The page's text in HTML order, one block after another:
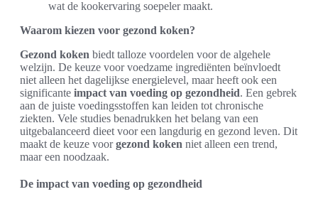
wat de kookervaring soepeler maakt.
Waarom kiezen voor gezond koken?
Gezond koken biedt talloze voordelen voor de algehele
welzijn. De keuze voor voedzame ingrediënten beïnvloedt
niet alleen het dagelijkse energielevel, maar heeft ook een
significante impact van voeding op gezondheid. Een gebrek
aan de juiste voedingsstoffen kan leiden tot chronische
ziekten. Vele studies benadrukken het belang van een
uitgebalanceerd dieet voor een langdurig en gezond leven. Dit
maakt de keuze voorgezond koken niet alleen een trend,
maar een noodzaak.
De impact van voeding op gezondheid